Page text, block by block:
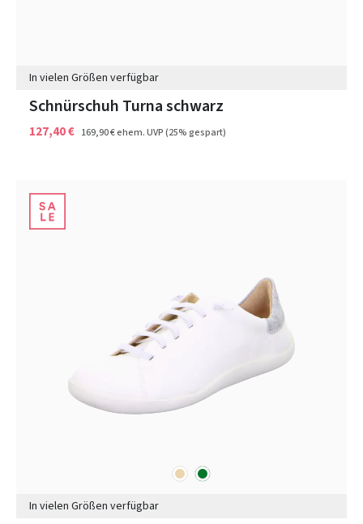
In vielen Größen verfügbar
Schnürschuh Turna schwarz
127,40 € 169,90 €ehem. UVP(25% gespart)
beigegrün
In vielen Größen verfügbar